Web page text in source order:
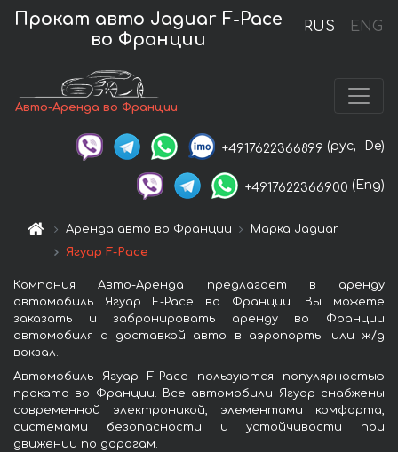
RUS ENG
Прокат авто Jaguar F-Pace
во Франции
Авто-Аренда во Франции
+4917622366899 (рус, De)
+4917622366900 (Eng)
Аренда авто во Франции
Марка Jaguar
Ягуар F-Pace
Компания Авто-Аренда предлагает в аренду
автомобиль Ягуар F-Pace во Франции. Вы можете
заказать и забронировать аренду во Франции
автомобиля с доставкой авто в аэропорты или ж/д
вокзал.
Автомобиль Ягуар F-Pace пользуются популярностью
проката во Франции. Все автомобили Ягуар снабжены
современной электроникой, элементами комфорта,
системами безопасности и устойчивости при
движении по дорогам.